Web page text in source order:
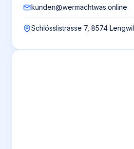
kunden@wermachtwas.online
Schlösslistrasse 7, 8574 Lengwil